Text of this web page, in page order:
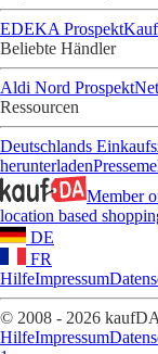
EDEKA Prospekt
Beliebte Händler
Aldi Nord Prospekt
Ressourcen
Deutschlands
herunterladen
Member
location based
DE
FR
HilfeImpressum
© 2008 - 2026
HilfeImpressum